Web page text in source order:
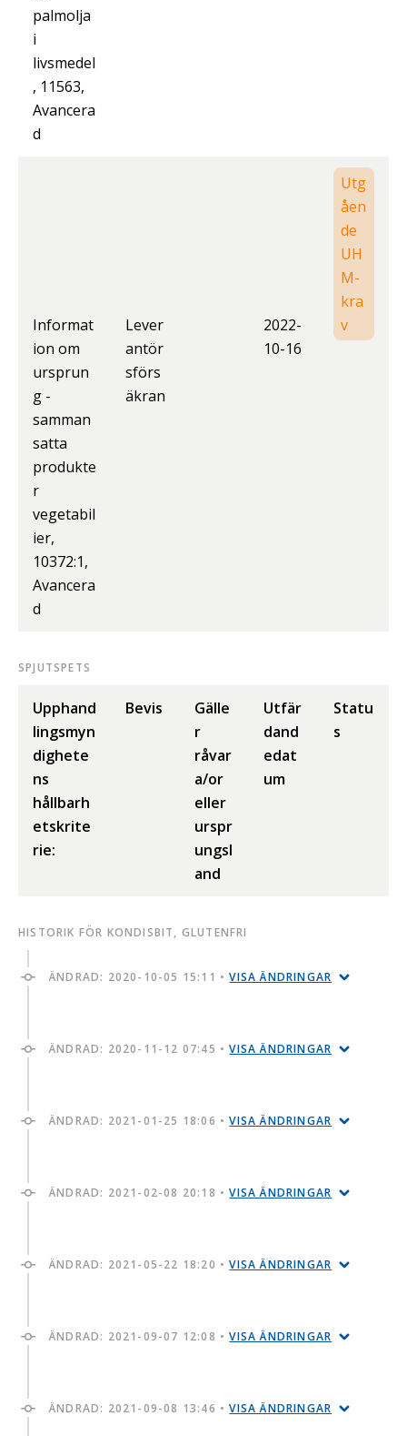
palmolja
i
livsmedel
, 11563,
Avancera
d
Informat
ion om
ursprun
g -
samman
satta
produkte
r
vegetabil
ier,
10372:1,
Avancera
d
Lever
antör
sförs
äkran
2022-
10-16
Utg
åen
de
UH
M-
kra
v
SPJUTSPETS
Upphand
lingsmyn
dighete
ns
hållbarh
etskrite
rie:
Bevis
Gälle
r
råvar
a/or
eller
urspr
ungsl
and
Utfär
dand
edat
um
Statu
s
HISTORIK FÖR KONDISBIT, GLUTENFRI
ÄNDRAD: 2020-10-05 15:11 •VISA ÄNDRINGAR
ÄNDRAD: 2020-11-12 07:45 •VISA ÄNDRINGAR
ÄNDRAD: 2021-01-25 18:06 •VISA ÄNDRINGAR
ÄNDRAD: 2021-02-08 20:18 •VISA ÄNDRINGAR
ÄNDRAD: 2021-05-22 18:20 •VISA ÄNDRINGAR
ÄNDRAD: 2021-09-07 12:08 •VISA ÄNDRINGAR
ÄNDRAD: 2021-09-08 13:46 •VISA ÄNDRINGAR